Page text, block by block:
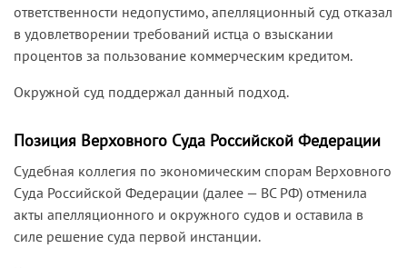
ответственности недопустимо, апелляционный суд отказал
в удовлетворении требований истца о взыскании
процентов за пользование коммерческим кредитом.
Окружной суд поддержал данный подход.
Позиция Верховного Суда Российской Федерации
Судебная коллегия по экономическим спорам Верховного
Суда Российской Федерации (далее — ВС РФ) отменила
акты апелляционного и окружного судов и оставила в
силе решение суда первой инстанции.